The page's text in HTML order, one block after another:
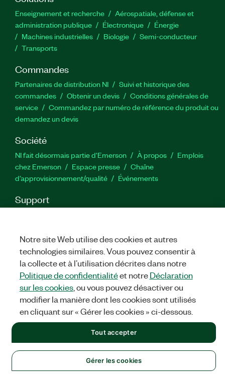
Enseignement et recherche
Aérospatiale, défense et
administration publique
Électronique
Énergie​
Machines industrielles
Biologie
Semi-conducteur
Transports
Commandes
Partenaires de distribution NI
Suivi et historique des
commandes
Obtenir un devis
Conditions générales de
service
Commandez par numéro de référence du produit ou
demandez un devis
Société
NI fait désormais partie d'Emerson À propos
Emplois
chez Emerson
Espace presse
Chaîne
d’approvisionnement/qualité
Événements
Support
service
Commentaires sur le site
TwitterYouTube
IMPRINT
©NATIONAL INSTRUMENTS CORP. TOUS DROITS RÉSERVÉS.
Notre site Web utilise des cookies et autres
technologies similaires. Vous pouvez consentir à
la collecte et à l’utilisation décrites dans notre
Politique de confidentialitéet notreDéclaration
sur les cookies, ou vous pouvez désactiver ou
modifier la manière dont les cookies sont utilisés
en cliquant sur « Gérer les cookies » ci-dessous.
Gérer les cookies
Tout accepter